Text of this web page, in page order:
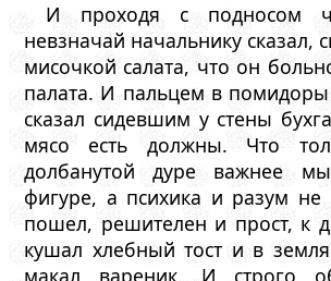
И проходя с подносом
невзначай начальнику сказал,
мисочкой салата, что он
палата. И пальцем в помидоры
сказал сидевшим у стены
мясо есть должны. Что
долбанутой дуре важнее
фигуре, а психика и разум
пошел, решителен и прост, к
кушал хлебный тост и в
макал вареник. И строго